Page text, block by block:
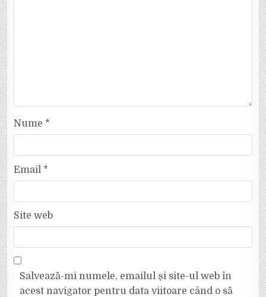
Nume *
Email *
Site web
Salvează-mi numele, emailul și site-ul web în
acest navigator pentru data viitoare când o să